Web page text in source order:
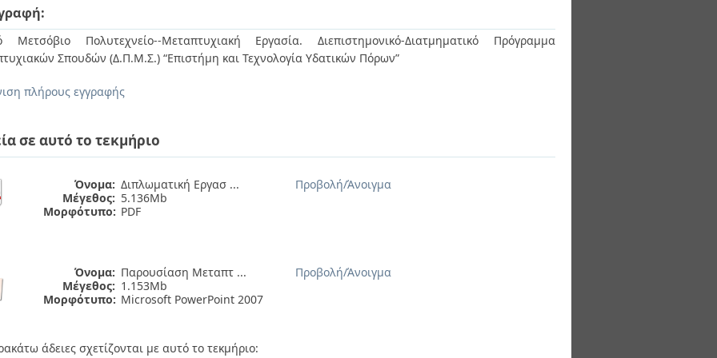
Μετσόβιο Πολυτεχνείο--Μεταπτυχιακή Εργασία. Διεπιστημονικό-Διατμηματικό Πρόγραμμα
Σπουδών (Δ.Π.Μ.Σ.) “Επιστήμη και Τεχνολογία Υδατικών Πόρων”
πλήρους εγγραφής
σε αυτό το τεκμήριο
Όνομα: Διπλωματική Εργασ ...
Μέγεθος: 5.136Mb
Μορφότυπο: PDF
Προβολή/Άνοιγμα
Όνομα: Παρουσίαση Μεταπτ ...
Μέγεθος: 1.153Mb
Μορφότυπο: Microsoft PowerPoint 2007
Προβολή/Άνοιγμα
άδειες σχετίζονται με αυτό το τεκμήριο: